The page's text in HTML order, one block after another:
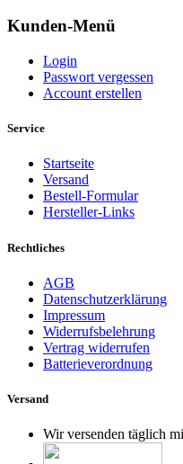
Kunden-Menü
Login
Passwort vergessen
Account erstellen
Service
Startseite
Versand
Bestell-Formular
Hersteller-Links
Rechtliches
AGB
Datenschutzerklärung
Impressum
Widerrufsbelehrung
Vertrag widerrufen
Batterieverordnung
Versand
Wir versenden täglich